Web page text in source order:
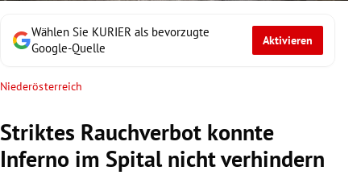
Untermenü
Untermenü
Untermenü
Untermenü
Wählen Sie KURIER als bevorzugte
Google-Quelle
Aktivieren
Niederösterreich
Striktes Rauchverbot konnte
Inferno im Spital nicht verhindern